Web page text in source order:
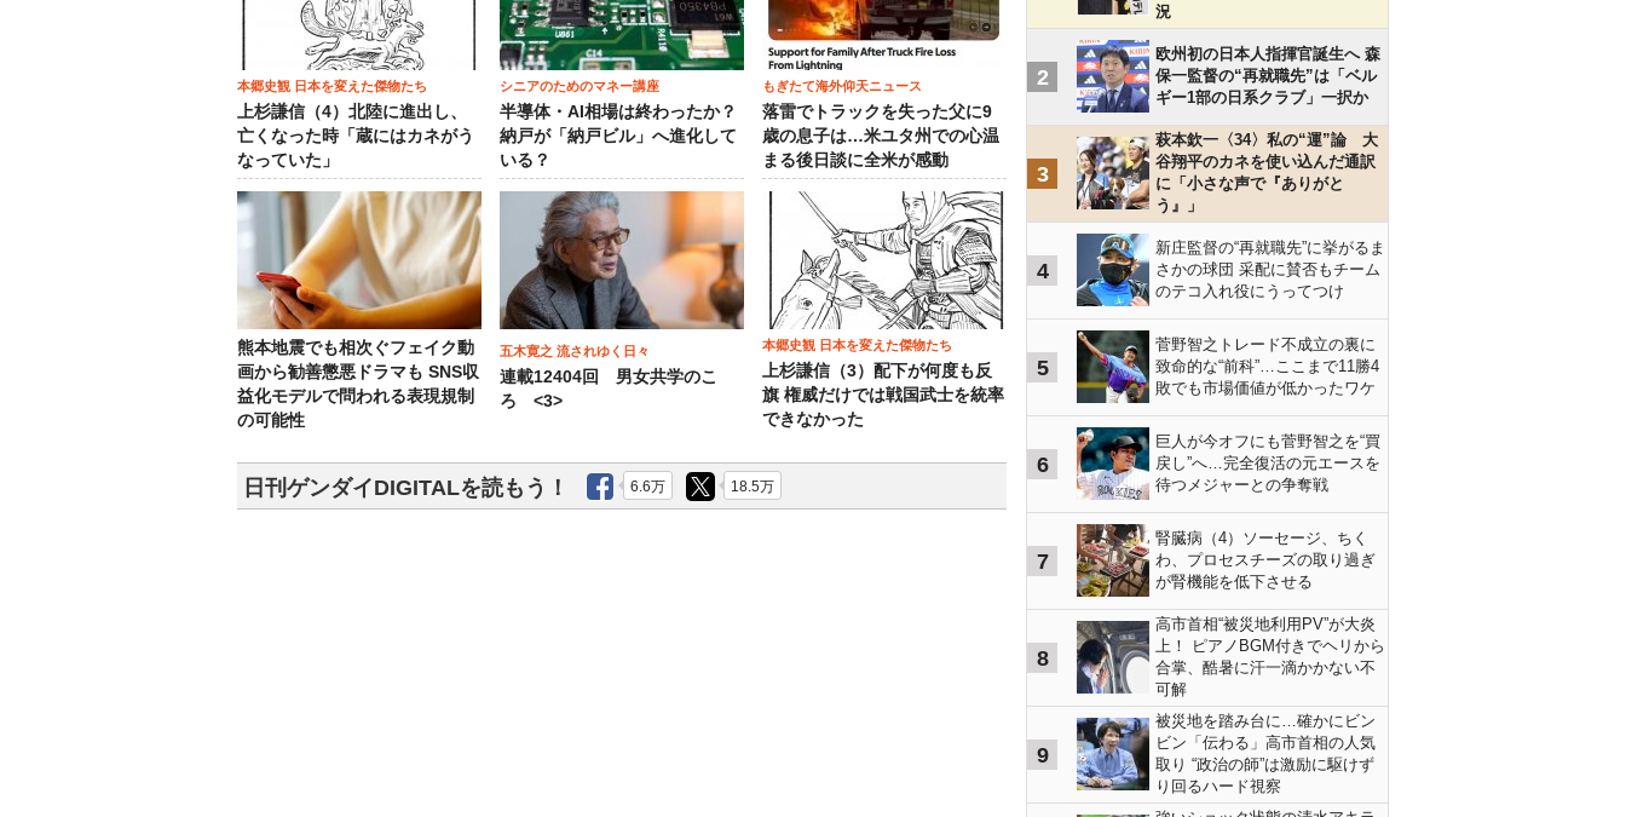
本郷史観 日本を変えた傑物たち
上杉謙信（4）北陸に進出し、
亡くなった時「蔵にはカネがう
なっていた」
シニアのためのマネー講座
半導体・AI相場は終わったか？
納戸が「納戸ビル」へ進化して
いる？
もぎたて海外仰天ニュース
落雷でトラックを失った父に9
歳の息子は…米ユタ州での心温
まる後日談に全米が感動
熊本地震でも相次ぐフェイク動
画から勧善懲悪ドラマも SNS収
益化モデルで問われる表現規制
の可能性
五木寛之 流されゆく日々
連載12404回 男女共学のこ
ろ <3>
本郷史観 日本を変えた傑物たち
上杉謙信（3）配下が何度も反
旗 権威だけでは戦国武士を統率
できなかった
日刊ゲンダイDIGITALを読もう！ 6.6万 18.5万
況
2
欧州初の日本人指揮官誕生へ 森
保一監督の“再就職先”は「ベル
ギー1部の日系クラブ」一択か
3
萩本欽一〈34〉私の“運”論 大
谷翔平のカネを使い込んだ通訳
に「小さな声で『ありがと
う』」
4
新庄監督の“再就職先”に挙がるま
さかの球団 采配に賛否もチーム
のテコ入れ役にうってつけ
5
菅野智之トレード不成立の裏に
致命的な“前科”…ここまで11勝4
敗でも市場価値が低かったワケ
6
巨人が今オフにも菅野智之を“買
戻し”へ…完全復活の元エースを
待つメジャーとの争奪戦
7
腎臓病（4）ソーセージ、ちく
わ、プロセスチーズの取り過ぎ
が腎機能を低下させる
8
高市首相“被災地利用PV”が大炎
上！ ピアノBGM付きでヘリから
合掌、酷暑に汗一滴かかない不
可解
9
被災地を踏み台に…確かにビン
ビン「伝わる」高市首相の人気
取り “政治の師”は激励に駆けず
り回るハード視察